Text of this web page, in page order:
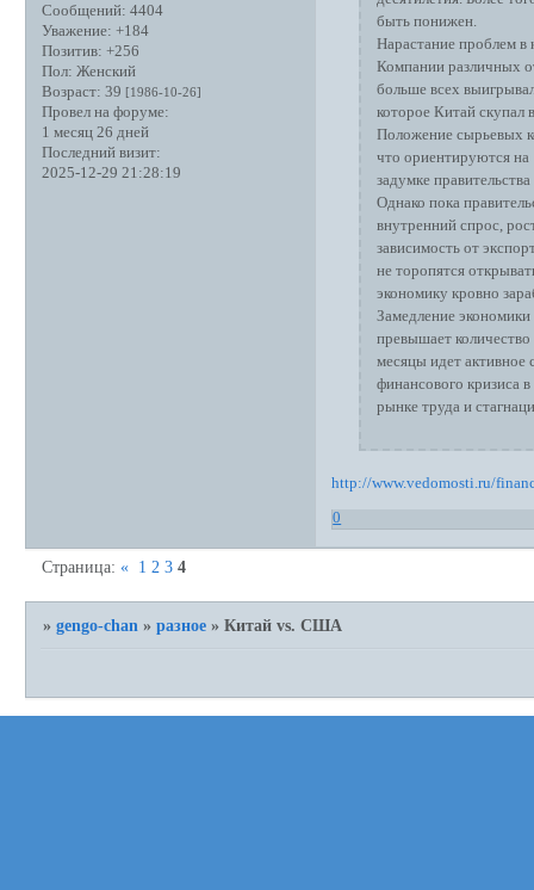
Сообщений: 4404
Уважение: +184
Позитив: +256
Пол: Женский
Возраст: 39 [1986-10-26]
Провел на форуме:
1 месяц 26 дней
Последний визит:
2025-12-29 21:28:19
быть понижен.
Нарастание проблем в
Компании различных
больше всех
которое Китай скупал
Положение сырьевых
что ориентируются на
задумке
Однако пока
внутренний спрос,
зависимость от
не торопятся
экономику кровно
Замедление экономики
превышает количество
месяцы идет активное
финансового кризиса
рынке труда и
http://www.vedomosti.ru/
0
Страница:« 1 2 3 4
»gengo-chan »разное »Китай vs. США